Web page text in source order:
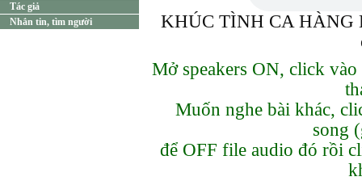
Tác giả
Nhắn tin, tìm người
KHÚC TÌNH CA HÀNG
Mở speakers ON, click
Muốn nghe bài khác,
song
để OFF file audio đó rồi